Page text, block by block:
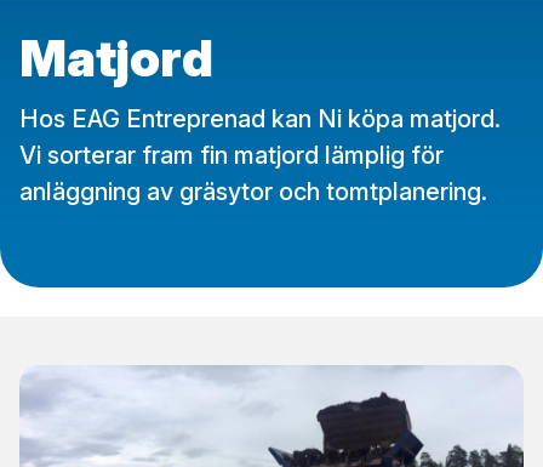
Matjord
Hos EAG Entreprenad kan Ni köpa matjord.
Vi sorterar fram fin matjord lämplig för
anläggning av gräsytor och tomtplanering.